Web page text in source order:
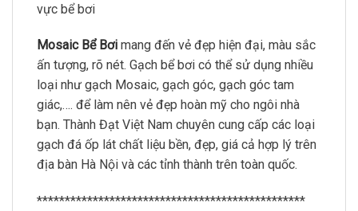
vực bể bơi
Mosaic Bể Bơi mang đến vẻ đẹp hiện đại, màu sắc
ấn tượng, rõ nét. Gạch bể bơi có thể sử dụng nhiều
loại như gạch Mosaic, gạch góc, gạch góc tam
giác,…. để làm nên vẻ đẹp hoàn mỹ cho ngôi nhà
bạn. Thành Đạt Việt Nam chuyên cung cấp các loại
gạch đá ốp lát chất liệu bền, đẹp, giá cả hợp lý trên
địa bàn Hà Nội và các tỉnh thành trên toàn quốc.
************************************************